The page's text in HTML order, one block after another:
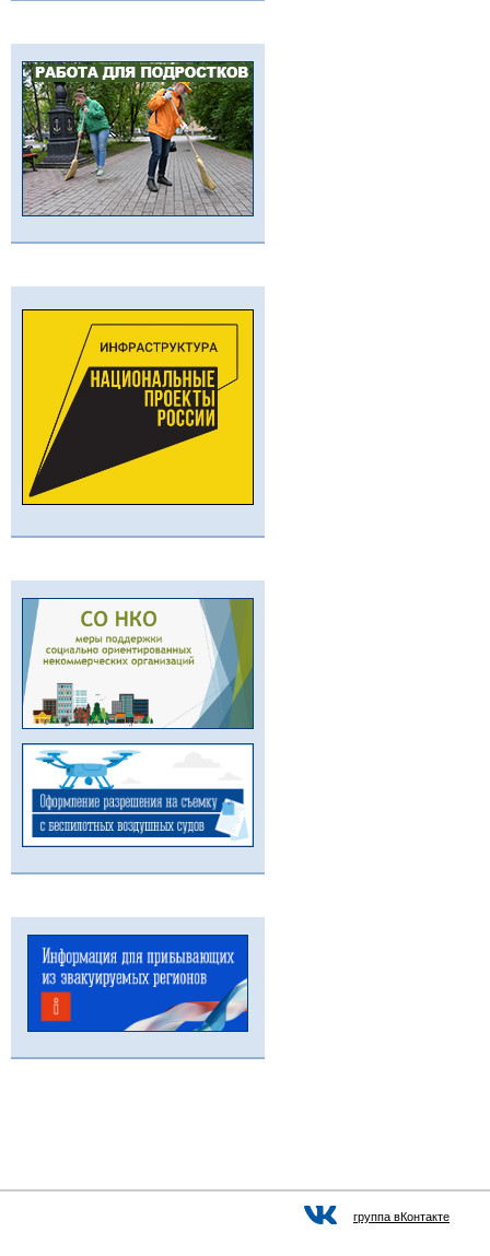
группа вКонтакте